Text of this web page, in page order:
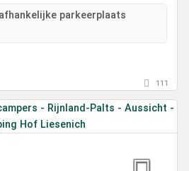
parkeerplaats
111